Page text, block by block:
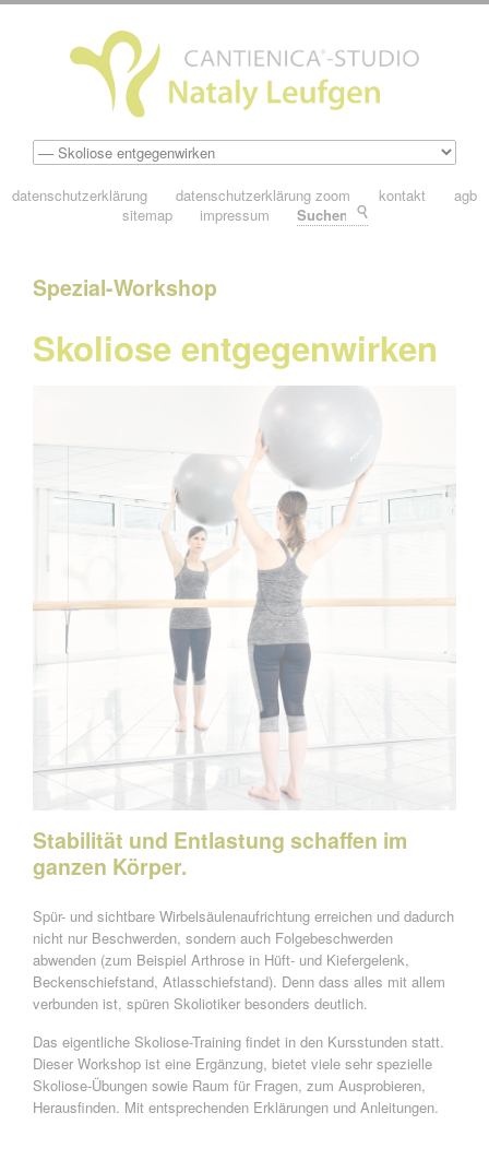
datenschutzerklärung datenschutzerklärung zoom kontakt
agb
sitemap
impressum
Spezial-Workshop
Skoliose entgegenwirken
Stabilität und Entlastung schaffen im
ganzen Körper.
Spür- und sichtbare Wirbelsäulenaufrichtung erreichen und dadurch
nicht nur Beschwerden, sondern auch Folgebeschwerden
abwenden (zum Beispiel Arthrose in Hüft- und Kiefergelenk,
Beckenschiefstand, Atlasschiefstand). Denn dass alles mit allem
verbunden ist, spüren Skoliotiker besonders deutlich.
Das eigentliche Skoliose-Training findet in den Kursstunden statt.
Dieser Workshop ist eine Ergänzung, bietet viele sehr spezielle
Skoliose-Übungen sowie Raum für Fragen, zum Ausprobieren,
Herausfinden. Mit entsprechenden Erklärungen und Anleitungen.